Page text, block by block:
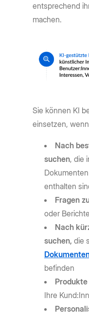
entsprechend
machen.
Sie können KI
einsetzen,
Nach
suchen, die
enthalten
Fragen
oder
Nach
suchen, die
befinden
Ihre